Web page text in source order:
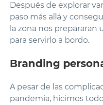
Después de explorar
paso más allá y
la zona nos
para servirlo a bordo.
Branding
A pesar de las
pandemia, hicimos